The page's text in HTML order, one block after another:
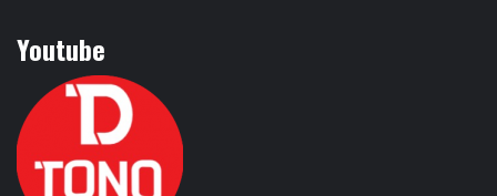
Youtube